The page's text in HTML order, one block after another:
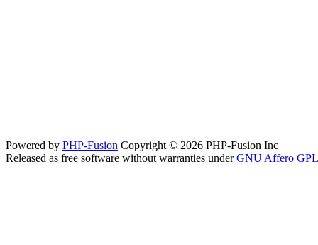
Powered by PHP-Fusion Copyright © 2026 PHP-Fusion Inc
Released as free software without warranties underGNU Affero GPL